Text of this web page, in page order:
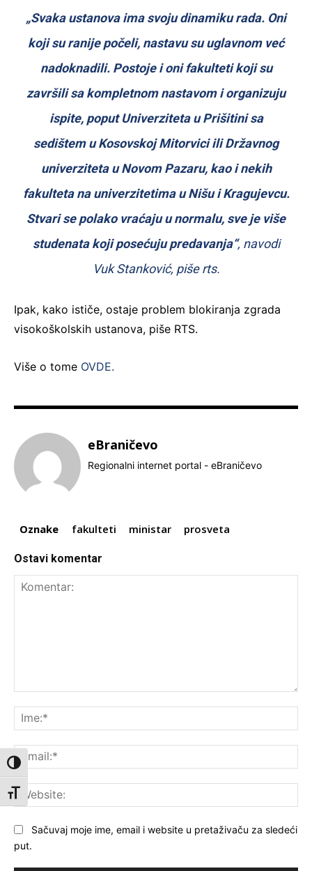
Toggle High Contrast
Toggle Font size
„Svaka ustanova ima svoju dinamiku rada. Oni
koji su ranije počeli, nastavu su uglavnom već
nadoknadili. Postoje i oni fakulteti koji su
završili sa kompletnom nastavom i organizuju
ispite, poput Univerziteta u Prišitini sa
sedištem u Kosovskoj Mitorvici ili Državnog
univerziteta u Novom Pazaru, kao i nekih
fakulteta na univerzitetima u Nišu i Kragujevcu.
Stvari se polako vraćaju u normalu, sve je više
studenata koji posećuju predavanja“, navodi
Vuk Stanković, piše rts.
Ipak, kako ističe, ostaje problem blokiranja zgrada
visokoškolskih ustanova, piše RTS.
Više o tome OVDE.
eBraničevo
Regionalni internet portal - eBraničevo
Oznake fakulteti ministar prosveta
Ostavi komentar
Sačuvaj moje ime, email i website u pretaživaču za sledeći
put.